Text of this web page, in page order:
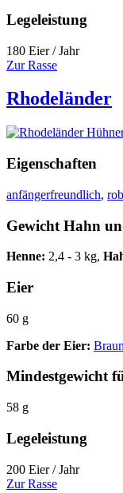
Legeleistung
180 Eier / Jahr
Zur Rasse
Rhodeländer
Eigenschaften
anfängerfreundlich,
Gewicht Hahn
Henne: 2,4 - 3 kg,
Eier
60 g
Farbe der Eier: Braun
Mindestgewicht
58 g
Legeleistung
200 Eier / Jahr
Zur Rasse